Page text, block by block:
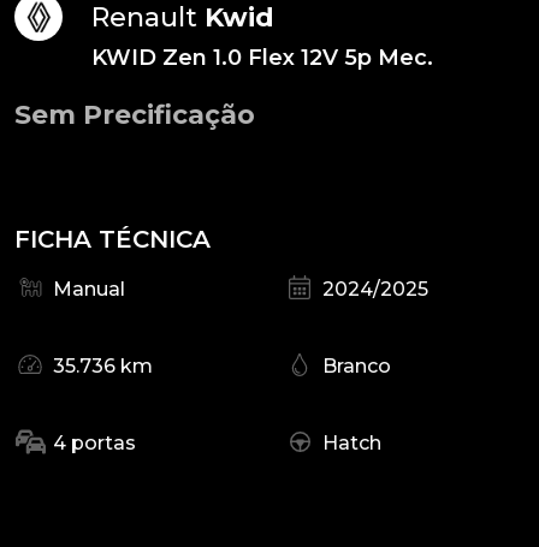
Renault Kwid
KWID Zen 1.0 Flex 12V 5p Mec.
Sem Precificação
FICHA TÉCNICA
Manual 2024/2025
35.736 km Branco
4 portas Hatch